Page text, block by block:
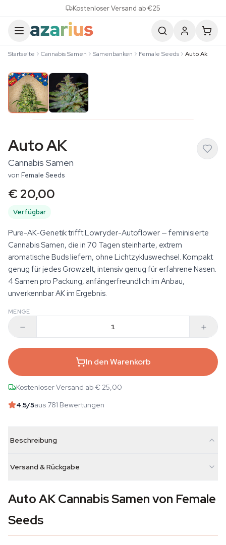
Kostenloser Versand ab €25
Startseite Cannabis Samen Samenbanken Female Seeds Auto Ak
Auto AK
Cannabis Samen
von Female Seeds
€ 20,00
Verfügbar
Pure-AK-Genetik trifft Lowryder-Autoflower — feminisierte
Cannabis Samen, die in 70 Tagen steinharte, extrem
aromatische Buds liefern, ohne Lichtzykluswechsel. Kompakt
genug für jedes Growzelt, intensiv genug für erfahrene Nasen.
4 Samen pro Packung, anfängerfreundlich im Anbau,
unverkennbar AK im Ergebnis.
MENGE
In den Warenkorb
Kostenloser Versand ab € 25,00
4.5/5aus 781 Bewertungen
Beschreibung
Versand & Rückgabe
Auto AK Cannabis Samen von Female
Seeds